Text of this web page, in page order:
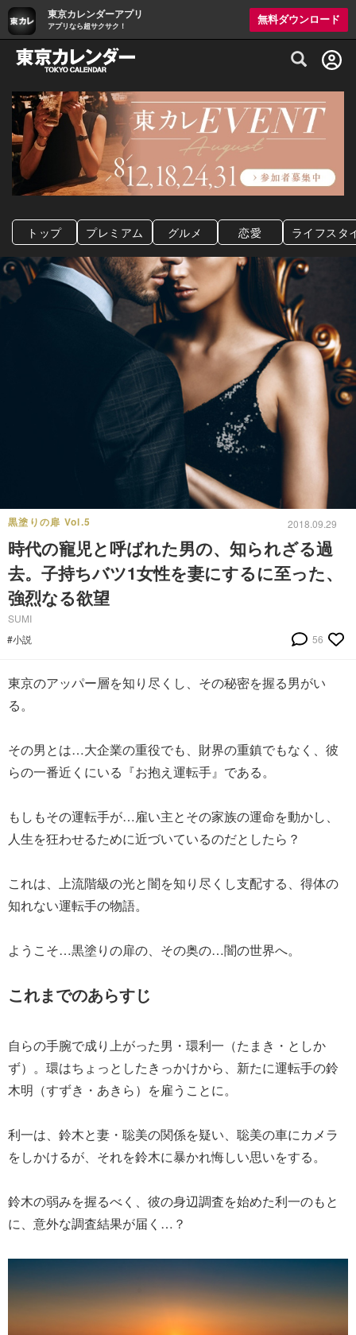
東京カレンダーアプリ
アプリなら超サクサク！
無料ダウンロード
グルメ情報・プレミアムレストラン予約
トップ プレミアム グルメ 恋愛 ライフスタ
黒塗りの扉 Vol.5 2018.09.29
時代の寵児と呼ばれた男の、知られざる過
去。子持ちバツ1女性を妻にするに至った、
強烈なる欲望
SUMI
#小説
56
東京のアッパー層を知り尽くし、その秘密を握る男がい
る。
その男とは…大企業の重役でも、財界の重鎮でもなく、彼
らの一番近くにいる『お抱え運転手』である。
もしもその運転手が…雇い主とその家族の運命を動かし、
人生を狂わせるために近づいているのだとしたら？
これは、上流階級の光と闇を知り尽くし支配する、得体の
知れない運転手の物語。
ようこそ…黒塗りの扉の、その奥の…闇の世界へ。
これまでのあらすじ
自らの手腕で成り上がった男・環利一（たまき・としか
ず）。環はちょっとしたきっかけから、新たに運転手の鈴
木明（すずき・あきら）を雇うことに。
利一は、鈴木と妻・聡美の関係を疑い、聡美の車にカメラ
をしかけるが、それを鈴木に暴かれ悔しい思いをする。
鈴木の弱みを握るべく、彼の身辺調査を始めた利一のもと
に、意外な調査結果が届く…？